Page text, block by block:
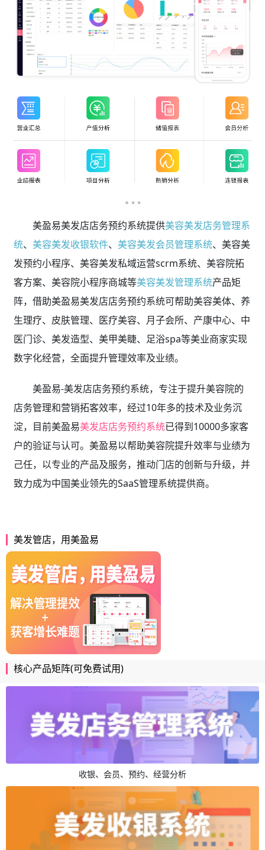
美盈易美发店店务预约系统提供美容美发店务管理系
统、 美容美发收银软件、 美容美发会员管理系统、美容美
发预约小程序、美容美发私域运营scrm系统、美容院拓
客方案、美容院小程序商城等美容美发管理系统产品矩
阵，借助美盈易美发店店务预约系统可帮助美容美体、养
生理疗、皮肤管理、医疗美容、月子会所、产康中心、中
医门诊、美发造型、美甲美睫、足浴spa等美业商家实现
数字化经营，全面提升管理效率及业绩。
美盈易-美发店店务预约系统，专注于提升美容院的
店务管理和营销拓客效率，经过10年多的技术及业务沉
淀，目前美盈易美发店店务预约系统已得到10000多家客
户的验证与认可。美盈易以帮助美容院提升效率与业绩为
己任，以专业的产品及服务，推动门店的创新与升级，并
致力成为中国美业领先的SaaS管理系统提供商。
美发管店，用美盈易
核心产品矩阵(可免费试用)
收银、会员、预约、经营分析